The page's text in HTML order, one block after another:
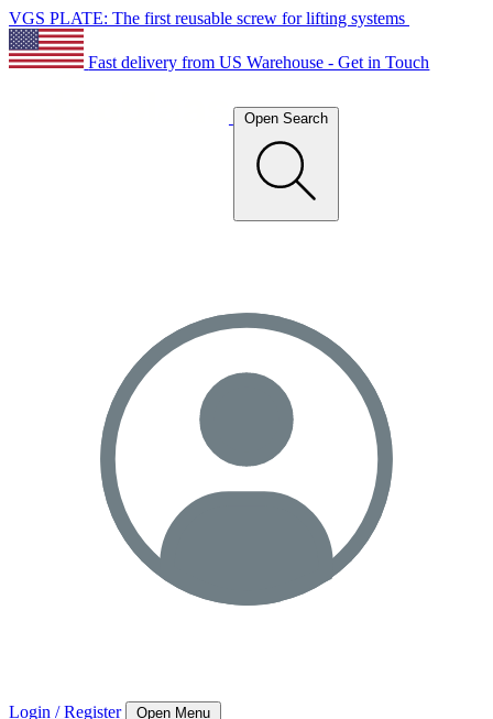
VGS PLATE: The first reusable screw for lifting systems
Fast delivery from US Warehouse - Get in Touch
Open Search
Login / Register Open Menu